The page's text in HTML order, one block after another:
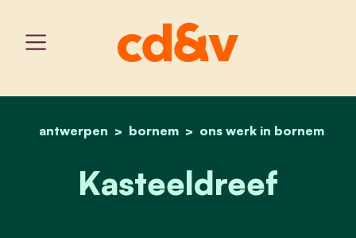
home
antwerpen bornem ons werk in bornem
kasteeldreef
Kasteeldreef